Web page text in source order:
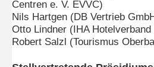
Centren e. V. EVVC)
Nils Hartgen (DB Vertrieb
Otto Lindner (IHA
Robert Salzl (Tourismus